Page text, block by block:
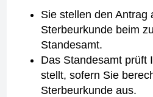
Sie stellen den Antrag
Sterbeurkunde beim
Standesamt.
Das Standesamt prüft
stellt, sofern Sie
Sterbeurkunde aus.